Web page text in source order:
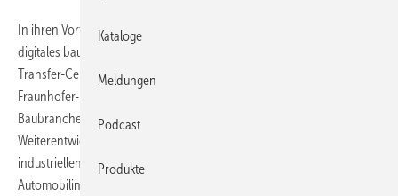
In ihren Vorträgen zeigten Dr. Volkmar Hovestadt, Geschäftsführer der
digitales bauen GmbH, Dr. Maximilian Offizier, Bereichsleiter der TCW
Transfer-Centrum GmbH, und Prof. Klaus Peter Sedlbauer, Leiter des
Fraunhofer-Instituts für Bauphysik IBP, wohin die Evolution die
Baubranche in den nächsten Jahren führen kann: weg von einer
Weiterentwicklung durch neue Systeme oder Normen und hin zu
industriellen Fertigungsprozessen, wie sie beispielsweise in der
Automobilindustrie heute schon üblich sind.
Kataloge
Meldungen
Podcast
Produkte